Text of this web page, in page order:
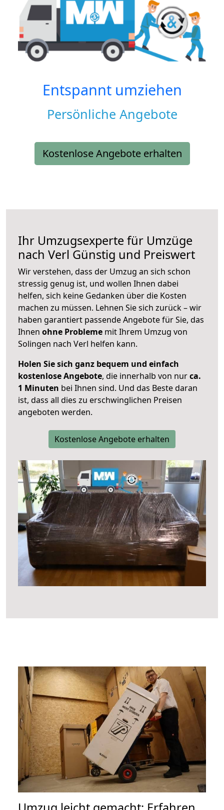
Entspannt umziehen
Persönliche Angebote
Kostenlose Angebote erhalten
Ihr Umzugsexperte für Umzüge
nach Verl Günstig und Preiswert
Wir verstehen, dass der Umzug an sich schon
stressig genug ist, und wollen Ihnen dabei
helfen, sich keine Gedanken über die Kosten
machen zu müssen. Lehnen Sie sich zurück – wir
haben garantiert passende Angebote für Sie, das
Ihnen ohne Probleme mit Ihrem Umzug von
Solingen nach Verl helfen kann.
Holen Sie sich ganz bequem und einfach
kostenlose Angebote, die innerhalb von nurca.
1 Minuten bei Ihnen sind. Und das Beste daran
ist, dass all dies zu erschwinglichen Preisen
angeboten werden.
Kostenlose Angebote erhalten